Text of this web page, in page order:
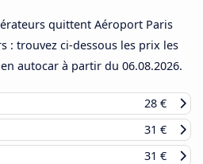
quittent Aéroport Paris
: trouvez ci-dessous les prix les
autocar à partir du 06.08.2026.
28 €
31 €
31 €